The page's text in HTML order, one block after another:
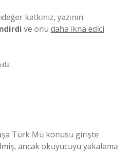
katkınız, yazının
ve onu daha ikna edici
Türk Mü konusu girişte
ancak okuyucuyu yakalama